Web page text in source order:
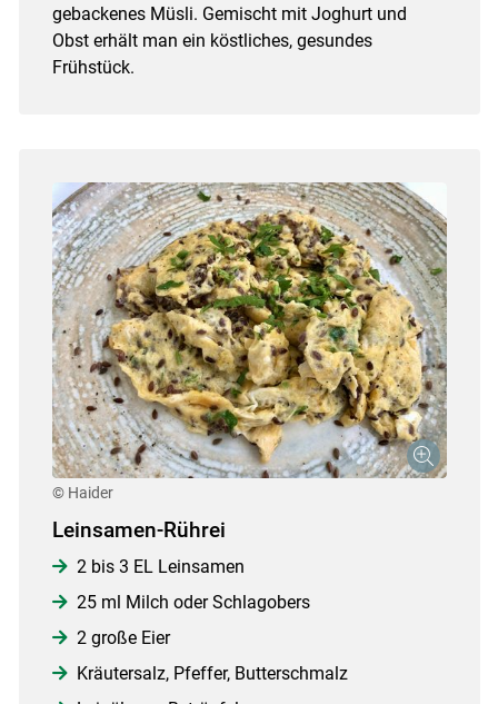
gebackenes Müsli. Gemischt mit Joghurt und
Obst erhält man ein köstliches, gesundes
Frühstück.
© Haider
Leinsamen-Rührei
2 bis 3 EL Leinsamen
25 ml Milch oder Schlagobers
2 große Eier
Kräutersalz, Pfeffer, Butterschmalz